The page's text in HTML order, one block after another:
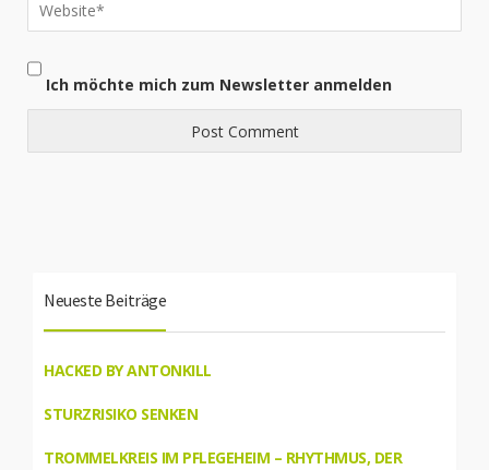
Ich möchte mich zum Newsletter anmelden
Neueste Beiträge
HACKED BY ANTONKILL
STURZRISIKO SENKEN
TROMMELKREIS IM PFLEGEHEIM – RHYTHMUS, DER